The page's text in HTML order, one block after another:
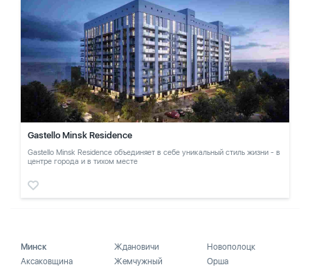
Gastello Minsk Residence
Gastello Minsk Residence объединяет в себе уникальный стиль жизни - в
центре города и в тихом месте
Минск
Аксаковщина
Ждановичи
Жемчужный
Новополоцк
Орша